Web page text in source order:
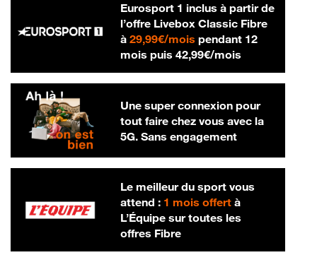
Eurosport 1 inclus à partir de
l’offre Livebox Classic Fibre
à 29,99€/mois29,99 € par mois
pendant 12
mois puis 42,99€/mois42,99 € par
Une super connexion pour
tout faire chez vous avec la
5G. Sans engagement
Le meilleur du sport vous
attend : 1 mois offertà
L’Équipe sur toutes les
offres Fibre